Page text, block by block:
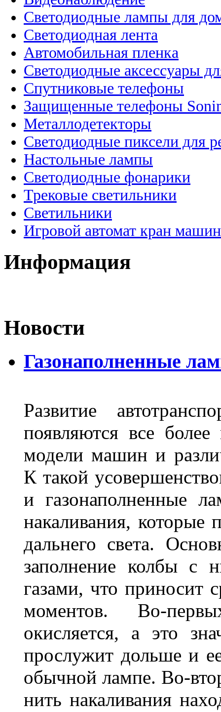
Светодиодные лампы для
Светодиодная лента
Автомобильная пленка
Светодиодные аксессуары
Спутниковые телефоны
Защищенные телефоны
Металлодетекторы
Светодиодные пиксели для
Настольные лампы
Светодиодные фонарики
Трековые светильники
Светильники
Игровой автомат кран
Информация
Новости
Газонаполненные
Развитие
появляются все
модели машин и
К такой
и газонаполненные
накаливания,
дальнего света.
заполнение колбы с
газами, что приносит
моментов. Во-
окисляется, а это
прослужит дольше и
обычной лампе. Во-
нить накаливания